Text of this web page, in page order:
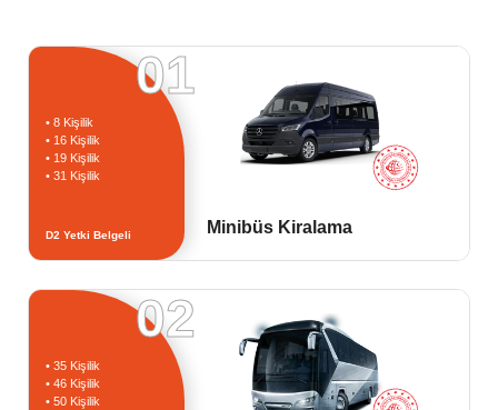
01
• 8 Kişilik
• 16 Kişilik
• 19 Kişilik
• 31 Kişilik
D2 Yetki Belgeli Minibüs Kiralama
02
• 35 Kişilik
• 46 Kişilik
• 50 Kişilik